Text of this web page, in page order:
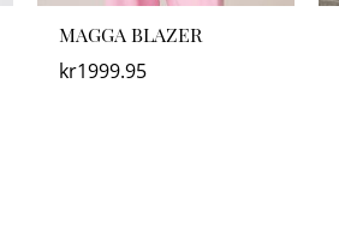
MAGGA BLAZER
kr1999.95